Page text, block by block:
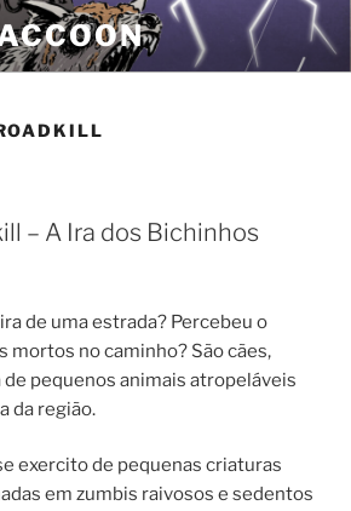
– A Ira dos Bichinhos
de uma estrada? Percebeu o
mortos no caminho? São cães,
de pequenos animais atropeláveis
da região.
exercito de pequenas criaturas
em zumbis raivosos e sedentos